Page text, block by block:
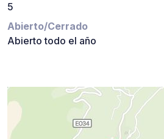
5
Abierto/Cerrado
Abierto todo el año